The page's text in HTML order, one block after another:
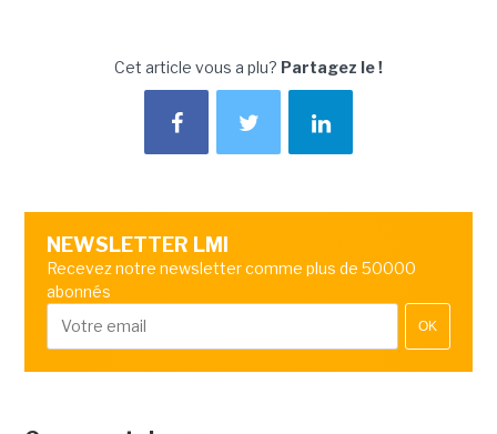
Cet article vous a plu? Partagez le !
NEWSLETTER LMI
Recevez notre newsletter comme plus de 50000
abonnés
OK